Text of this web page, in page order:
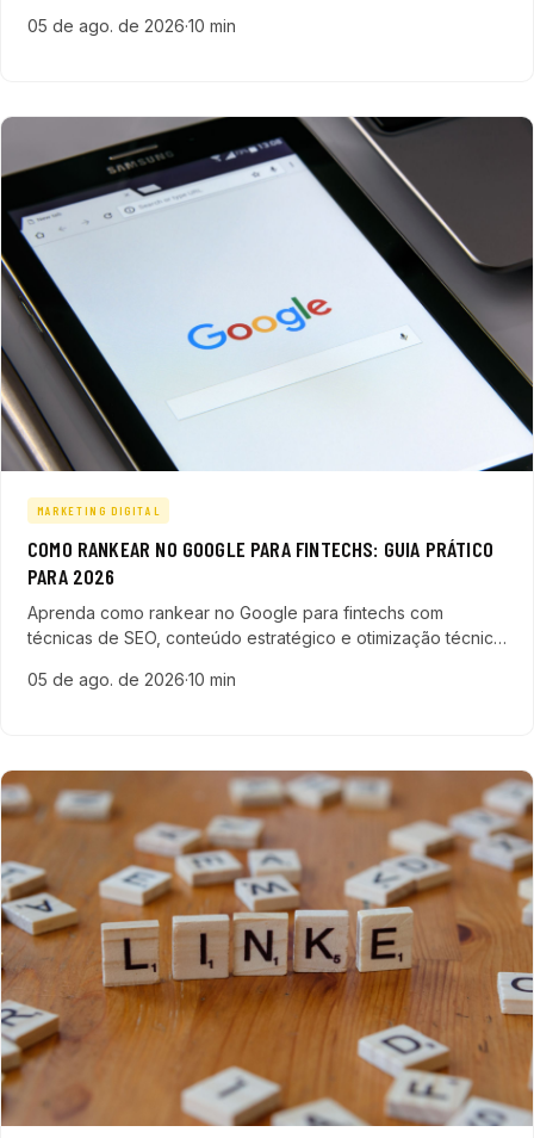
de tecnologia.
05 de ago. de 2026·10 min
MARKETING DIGITAL
COMO RANKEAR NO GOOGLE PARA FINTECHS: GUIA PRÁTICO
PARA 2026
Aprenda como rankear no Google para fintechs com
técnicas de SEO, conteúdo estratégico e otimização técnica
05 de ago. de 2026·10 min